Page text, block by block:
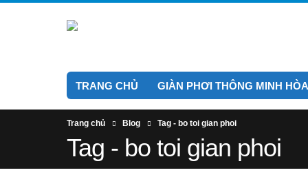
TRANG CHỦ GIÀN PHƠI THÔNG MINH
Trang chủ Blog Tag - bo toi gian phoi
Tag - bo toi gian phoi